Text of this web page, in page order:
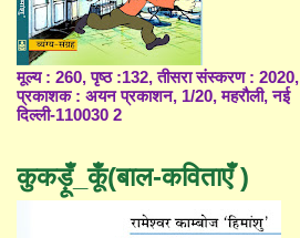
मूल्य : 260, पृष्ठ :132, तीसरा संस्करण : 2020,
प्रकाशक : अयन प्रकाशन, 1/20, महरौली, नई
दिल्ली-110030 2
कुकड़ूँ_कूँ(बाल-कविताएँ )